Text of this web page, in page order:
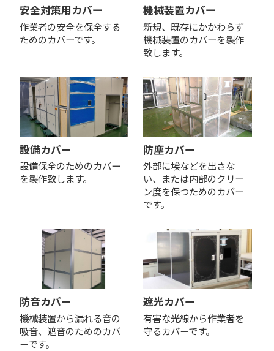
安全対策用カバー
作業者の安全を保全する
ためのカバーです。
機械装置カバー
新規、既存にかかわらず
機械装置のカバーを製作
致します。
設備カバー
設備保全のためのカバー
を製作致します。
防塵カバー
外部に埃などを出さな
い、または内部のクリー
ン度を保つためのカバー
です。
防音カバー
機械装置から漏れる音の
吸音、遮音のためのカバ
ーです。
遮光カバー
有害な光線から作業者を
守るカバーです。